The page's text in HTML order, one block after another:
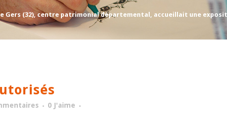
le Gers (32), centre patrimonial départemental, accueillait une
0 J'aime